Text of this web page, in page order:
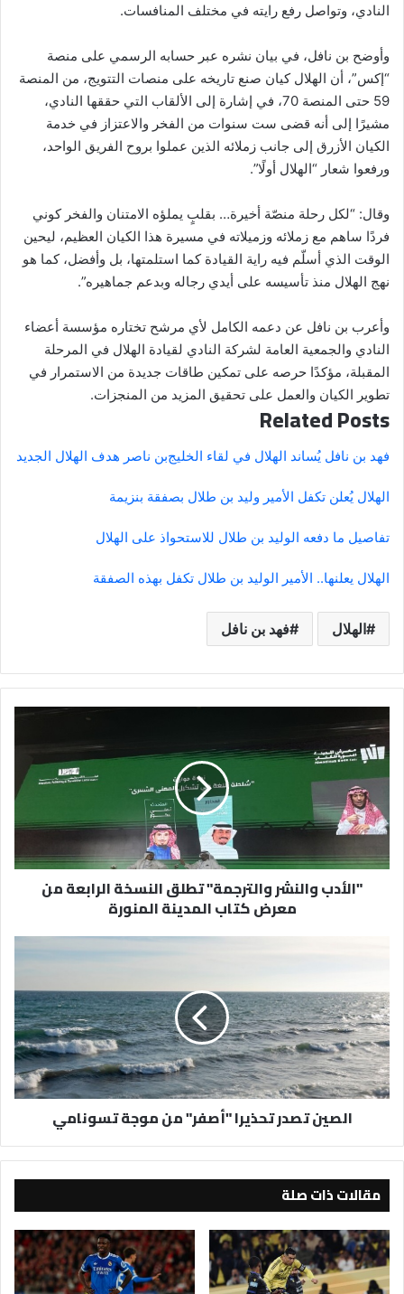
النادي، وتواصل رفع رايته في مختلف المنافسات.
وأوضح بن نافل، في بيان نشره عبر حسابه الرسمي على منصة
“إكس”، أن الهلال كيان صنع تاريخه على منصات التتويج، من المنصة
59 حتى المنصة 70، في إشارة إلى الألقاب التي حققها النادي،
مشيرًا إلى أنه قضى ست سنوات من الفخر والاعتزاز في خدمة
الكيان الأزرق إلى جانب زملائه الذين عملوا بروح الفريق الواحد،
ورفعوا شعار “الهلال أولًا”.
وقال: “لكل رحلة منصّة أخيرة… بقلبٍ يملؤه الامتنان والفخر كوني
فردًا ساهم مع زملائه وزميلاته في مسيرة هذا الكيان العظيم، ليحين
الوقت الذي أسلّم فيه راية القيادة كما استلمتها، بل وأفضل، كما هو
نهج الهلال منذ تأسيسه على أيدي رجاله وبدعم جماهيره”.
وأعرب بن نافل عن دعمه الكامل لأي مرشح تختاره مؤسسة أعضاء
النادي والجمعية العامة لشركة النادي لقيادة الهلال في المرحلة
المقبلة، مؤكدًا حرصه على تمكين طاقات جديدة من الاستمرار في
تطوير الكيان والعمل على تحقيق المزيد من المنجزات.
Related Posts
فهد بن نافل يُساند الهلال في لقاء الخليجبن ناصر هدف الهلال الجديد
الهلال يُعلن تكفل الأمير وليد بن طلال بصفقة بنزيمة
تفاصيل ما دفعه الوليد بن طلال للاستحواذ على الهلال
الهلال يعلنها.. الأمير الوليد بن طلال تكفل بهذه الصفقة
الهلال فهد بن نافل
والنشر
والترجمة"
النسخة
الرابعة
من
كتاب
المدينة"الأدب والنشر والترجمة" تطلق النسخة الرابعة من
معرض كتاب المدينة المنورة
"أصفر"
من
موجة
تسونامي
الصين تصدر تحذيرا "أصفر" من موجة تسونامي
مقالات ذات صلة